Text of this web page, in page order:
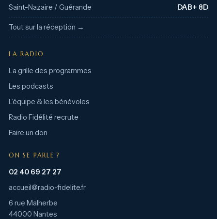
Saint-Nazaire / Guérande DAB+ 8D
Tout sur la réception →
LA RADIO
La grille des programmes
Les podcasts
L’équipe & les bénévoles
Radio Fidélité recrute
Faire un don
ON SE PARLE ?
02 40 69 27 27
accueil@radio-fidelite.fr
6 rue Malherbe
44000 Nantes